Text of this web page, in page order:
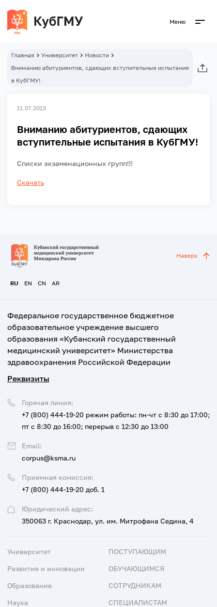
Меню
Главная Университет
Новости
Вниманию абитуриентов, сдающих вступительные испытания
в КубГМУ!
11.07.2013
Вниманию абитуриентов, сдающих
вступительные испытания в КубГМУ!
Списки экзаменационных групп!!!
Скачать
RU EN CN AR
Наверх
Федеральное государственное бюджетное
образовательное учреждение высшего
образования «Кубанский государственный
медицинский университет» Министерства
здравоохранения Российской Федерации
Реквизиты
Юридический адрес:
350063 г. Краснодар, ул. им. Митрофана Седина, 4
Приемная комиссия:
+7 (800) 444-19-20 доб. 1
Горячая линия:
+7 (800) 444-19-20 режим работы: пн-чт с 8:30 до 17:00;
пт с 8:30 до 16:00; перерыв с 12:30 до 13:00
Email:
corpus@ksma.ru
Университет
Развитие и инновации
Образование
Наука
ПОСТУПАЮЩИМ
ОБУЧАЮЩИМСЯ
СОТРУДНИКАМ
СПЕЦИАЛИСТАМ